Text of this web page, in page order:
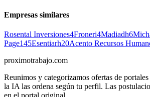
Empresas similares
Rosental Inversiones4Froneri4Madiadh6
Page145Esentiarh20Acento Recursos
proximotrabajo.com
Reunimos y categorizamos ofertas de
la IA las ordena según tu perfil. Las
en el portal original.